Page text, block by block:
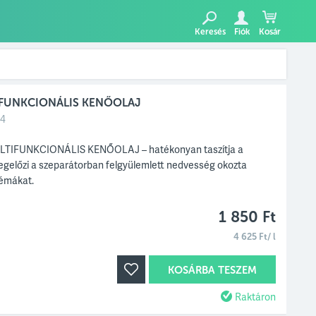
Keresés Fiók Kosár
KENŐOLAJ
KENŐOLAJ – hatékonyan taszítja a
a szeparátorban felgyülemlett nedvesség okozta
1 850 Ft
4 625 Ft/ l
KOSÁRBA TESZEM
Raktáron